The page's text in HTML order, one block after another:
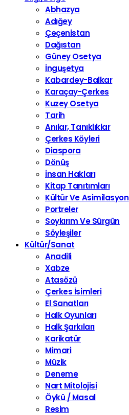
Abhazya
Adığey
Çeçenistan
Dağıstan
Güney Osetya
İnguşetya
Kabardey-Balkar
Karaçay-Çerkes
Kuzey Osetya
Tarih
Anılar, Tanıklıklar
Çerkes Köyleri
Diaspora
Dönüş
İnsan Hakları
Kitap Tanıtımları
Kültür Ve Asimilasyon
Portreler
Soykırım Ve Sürgün
Söyleşiler
Kültür/Sanat
Anadili
Xabze
Atasözü
Çerkes İsimleri
El Sanatları
Halk Oyunları
Halk Şarkıları
Karikatür
Mimari
Müzik
Deneme
Nart Mitolojisi
Öykü / Masal
Resim